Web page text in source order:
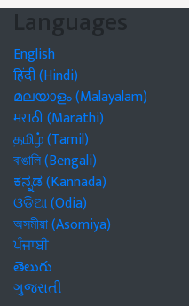
Languages
English
हिंदी (Hindi)
മലയാളം (Malayalam)
मराठी (Marathi)
தமிழ் (Tamil)
বাঙালি (Bengali)
ಕನ್ನಡ (Kannada)
ଓଡିଆ (Odia)
অসমীয়া (Asomiya)
ਪੰਜਾਬੀ
తెలుగు
ગુજરાતી